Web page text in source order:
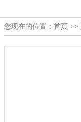
您现在的位置： 首页 >>